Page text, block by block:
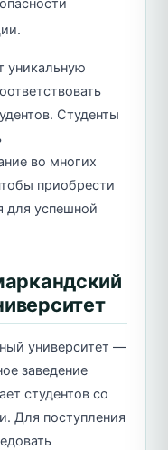
уникальную
Студенты
во многих
приобрести
для успешной
университет —
заведение
студентов со
Для поступления